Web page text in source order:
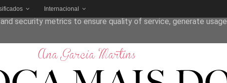
Internacional
and to analyze traffic. Your IP address and user-agent
security metrics to ensure quality of service, generate usage